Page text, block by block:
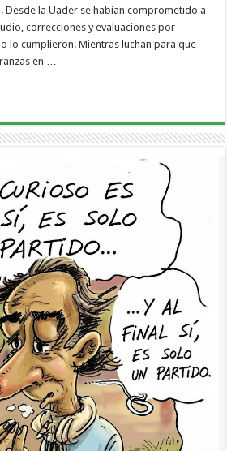
Desde la Uader se habían comprometido a
correcciones y evaluaciones por
lo cumplieron. Mientras luchan para que
en …